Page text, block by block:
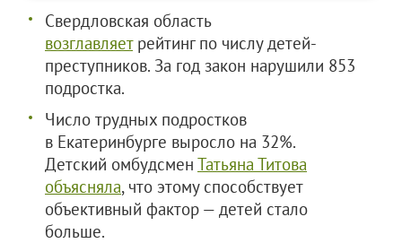
Свердловская область
возглавляетрейтинг по числу детей-
преступников. За год закон нарушили 853
подростка.
Число трудных подростков
в Екатеринбурге выросло на 32%.
Детский омбудсмен Татьяна Титова
объясняла, что этому способствует
объективный фактор — детей стало
больше.